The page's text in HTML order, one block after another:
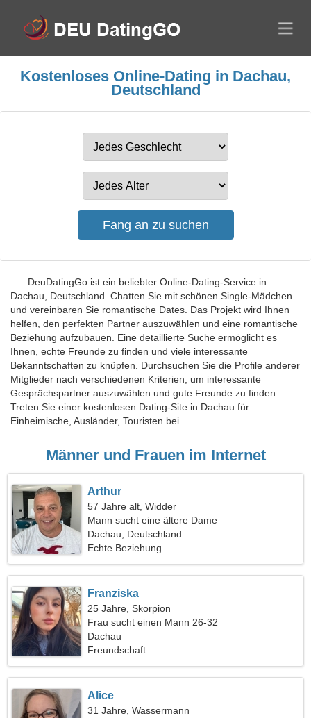
Kostenloses Online-Dating in Dachau,
Deutschland
DeuDatingGo ist ein beliebter Online-Dating-Service in
Dachau, Deutschland. Chatten Sie mit schönen Single-Mädchen
und vereinbaren Sie romantische Dates. Das Projekt wird Ihnen
helfen, den perfekten Partner auszuwählen und eine romantische
Beziehung aufzubauen. Eine detaillierte Suche ermöglicht es
Ihnen, echte Freunde zu finden und viele interessante
Bekanntschaften zu knüpfen. Durchsuchen Sie die Profile anderer
Mitglieder nach verschiedenen Kriterien, um interessante
Gesprächspartner auszuwählen und gute Freunde zu finden.
Treten Sie einer kostenlosen Dating-Site in Dachau für
Einheimische, Ausländer, Touristen bei.
Männer und Frauen im Internet
Arthur
57 Jahre alt, Widder
Mann sucht eine ältere Dame
Dachau, Deutschland
Echte Beziehung
Franziska
25 Jahre, Skorpion
Frau sucht einen Mann 26-32
Dachau
Freundschaft
Alice
31 Jahre, Wassermann